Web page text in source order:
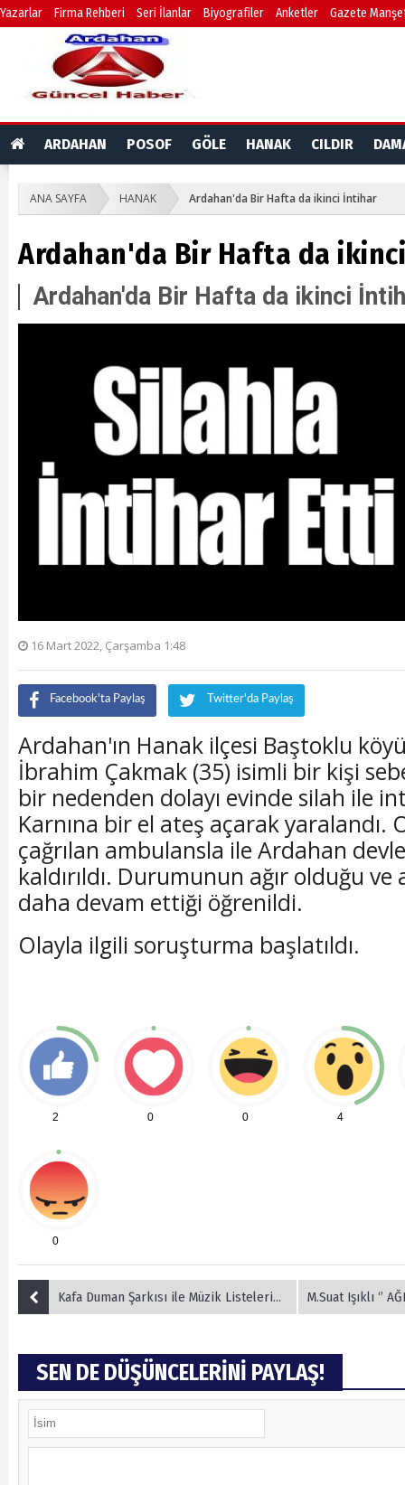
Yazarlar Firma Rehberi Seri İlanlar Biyografiler Anketler Gazete
ARDAHAN POSOF GÖLE HANAK CILDIR
ANA SAYFA HANAK Ardahan'da Bir Hafta da ikinci İntihar
Ardahan'da Bir Hafta da
Ardahan'da Bir Hafta da ikinci
16 Mart 2022, Çarşamba 1:48
Facebook'ta Paylaş Twitter'da Paylaş
Ardahan'ın Hanak ilçesi Baştoklu
İbrahim Çakmak (35) isimli bir kişi
bir nedenden dolayı evinde silah ile
Karnına bir el ateş açarak yaralandı.
çağrılan ambulansla ile Ardahan
kaldırıldı. Durumunun ağır olduğu
daha devam ettiği öğrenildi.
Olayla ilgili soruşturma başlatıldı.
2 0 0 4
0
Kafa Duman Şarkısı ile Müzik Listelerini … M.Suat Işıklı ‘’
SEN DE DÜŞÜNCELERİNİ PAYLAŞ!